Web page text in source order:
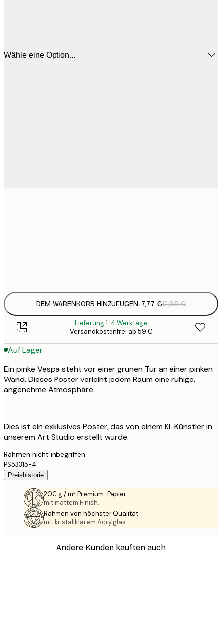
Wähle eine Option...
DEM WARENKORB HINZUFÜGEN-7,77 €12,95 €
Lieferung 1-4 Werktage
Versandkostenfrei ab 59 €
Auf Lager
Ein pinke Vespa steht vor einer grünen Tür an einer pinken
Wand. Dieses Poster verleiht jedem Raum eine ruhige,
angenehme Atmosphäre.
Dies ist ein exklusives Poster, das von einem KI-Künstler in
unserem Art Studio erstellt wurde.
Rahmen nicht inbegriffen.
PS53315-4
Preishistorie
200 g / m² Premium-Papier
mit mattem Finish.
Rahmen von höchster Qualität
mit kristallklarem Acrylglas.
Andere Kunden kauften auch